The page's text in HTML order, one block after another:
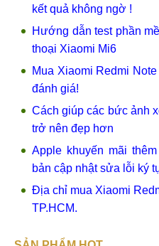
kết quả không ngờ !
Hướng dẫn test phần
thoại Xiaomi Mi6
Mua Xiaomi Redmi
đánh giá!
Cách giúp các bức ảnh
trở nên đẹp hơn
Apple khuyến mãi
bản cập nhật sửa lỗi ký
Địa chỉ mua Xiaomi
TP.HCM.